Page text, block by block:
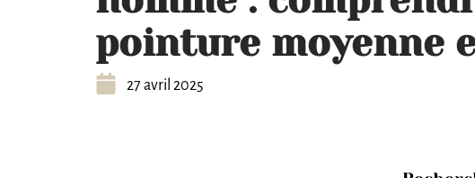
pointure moyenne
27 avril 2025